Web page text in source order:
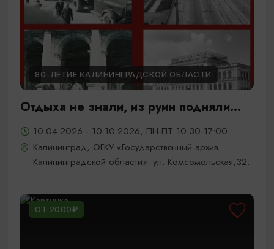
80-ЛЕТИЕ КАЛИНИНГРАДСКОЙ ОБЛАСТИ
Отдыха не знали, из руин подняли...
10.04.2026 - 10.10.2026, ПН-ПТ 10:30-17:00
Калининград, ОГКУ «Государственный архив
Калининградской области»: ул. Комсомольская,32.
ОТ 2000₽